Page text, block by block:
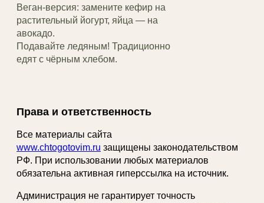
Веган-версия: замените кефир на
растительный йогурт, яйца — на
авокадо.
Подавайте ледяным! Традиционно
едят с чёрным хлебом.
Права и ответственность
Все материалы сайта
www.chtogotovim.ru защищены законодательством
РФ. При использовании любых материалов
обязательна активная гиперссылка на источник.
Администрация не гарантирует точность